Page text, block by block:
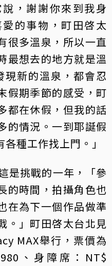
，謝謝你來到我身
的事物，町田啓太
很多溫泉，所以一直
最想去的地方就是溫
現新的溫泉，都會忍
假期季節的感受，町
都在休假，但我的話
的情況。一到耶誕假
種工作找上門。」
是挑戰的一年，「參
的時間，拍攝角色也
在為下一個作品做準
。」町田啓太台北見
MAX舉行，票價為
、身障席：NT$